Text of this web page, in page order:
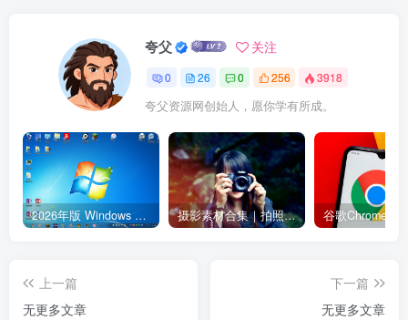
夸父 关注
0 26 0 256 3918
夸父资源网创始人，愿你学有所成。
2026年版 Windows 7 已发布 附2026版win7 iso系统镜像下载地址【强烈推荐】 摄影素材合集｜拍照姿势教程＋9000+人像风光原片＋RAW修图素材
上一篇
无更多文章
下一篇
无更多文章